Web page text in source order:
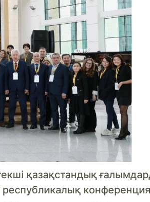
қазақстандық